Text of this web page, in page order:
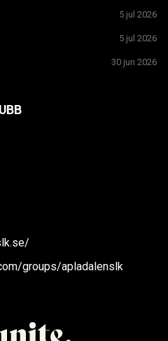
5 jul 2026
5 jul 2026
30 jun 2026
groups/apladalenslk